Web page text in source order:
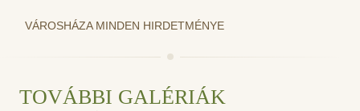
VÁROSHÁZA MINDEN HIRDETMÉNYE
TOVÁBBI GALÉRIÁK